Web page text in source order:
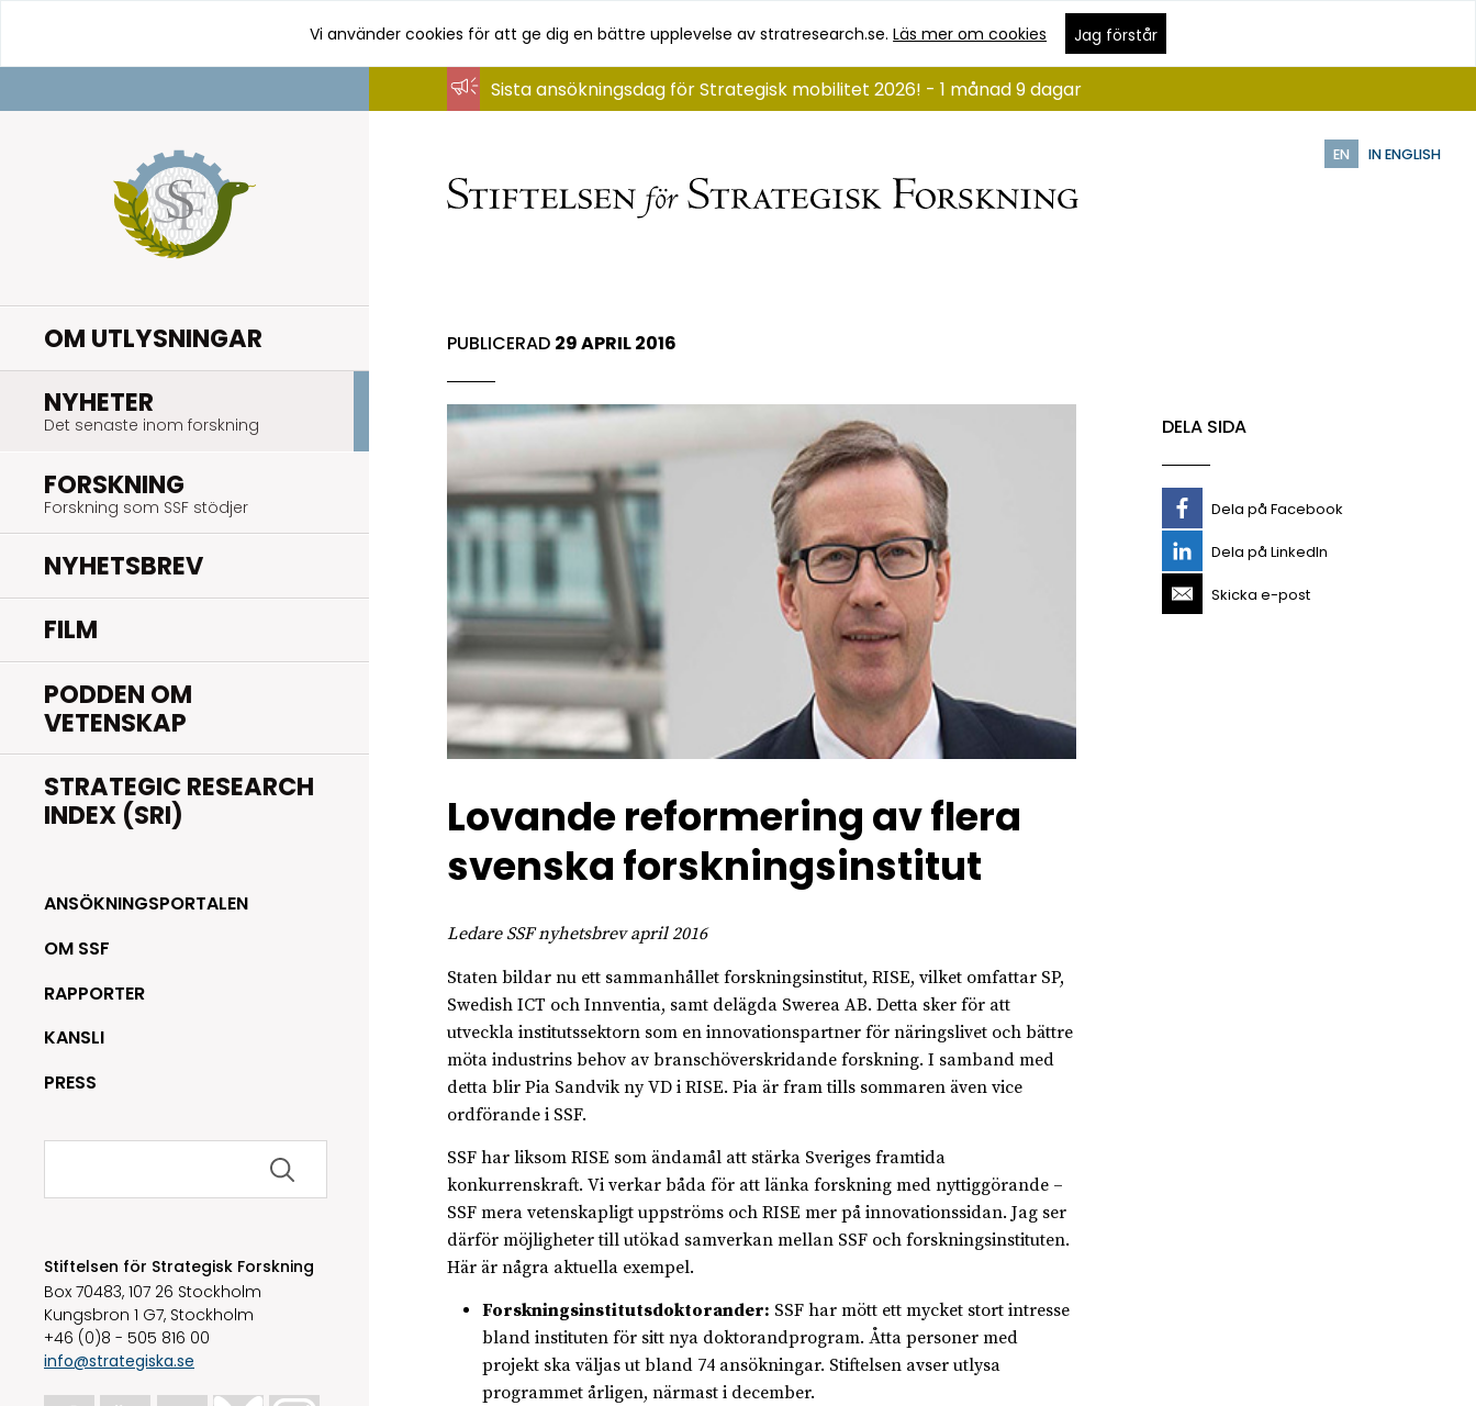
innehåll
Vi använder cookies för att ge dig en bättre upplevelse av stratresearch.se.Läs mer om cookies Jag förstår
EN IN ENGLISH
OM UTLYSNINGAR
NYHETER
Det senaste inom forskning
FORSKNING
Forskning som SSF stödjer
NYHETSBREV
FILM
PODDEN OM
VETENSKAP
STRATEGIC RESEARCH
INDEX (SRI)
ANSÖKNINGSPORTALEN
OM SSF
RAPPORTER
KANSLI
PRESS
Sök
Stiftelsen för Strategisk Forskning
Box 70483, 107 26 Stockholm
Kungsbron 1 G7, Stockholm
+46 (0)8 - 505 816 00
info@strategiska.se
Sista ansökningsdag för Strategisk mobilitet 2026! - 1 månad 9 dagar
PUBLICERAD 29 APRIL 2016
Lovande reformering av flera
svenska forskningsinstitut
Ledare SSF nyhetsbrev april 2016
Staten bildar nu ett sammanhållet forskningsinstitut, RISE, vilket omfattar SP,
Swedish ICT och Innventia, samt delägda Swerea AB. Detta sker för att
utveckla institutssektorn som en innovationspartner för näringslivet och bättre
möta industrins behov av branschöverskridande forskning. I samband med
detta blir Pia Sandvik ny VD i RISE. Pia är fram tills sommaren även vice
ordförande i SSF.
SSF har liksom RISE som ändamål att stärka Sveriges framtida
konkurrenskraft. Vi verkar båda för att länka forskning med nyttiggörande –
SSF mera vetenskapligt uppströms och RISE mer på innovationssidan. Jag ser
därför möjligheter till utökad samverkan mellan SSF och forskningsinstituten.
Här är några aktuella exempel.
Forskningsinstitutsdoktorander: SSF har mött ett mycket stort intresse
bland instituten för sitt nya doktorandprogram. Åtta personer med
projekt ska väljas ut bland 74 ansökningar. Stiftelsen avser utlysa
programmet årligen, närmast i december.
DELA SIDA
Dela på Facebook
Dela på LinkedIn
Skicka e-post